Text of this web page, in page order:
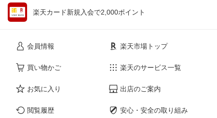
楽天カード新規入会で2,000ポイント
会員情報
買い物かご
お気に入り
閲覧履歴
楽天市場トップ
楽天のサービス一覧
出店のご案内
安心・安全の取り組み